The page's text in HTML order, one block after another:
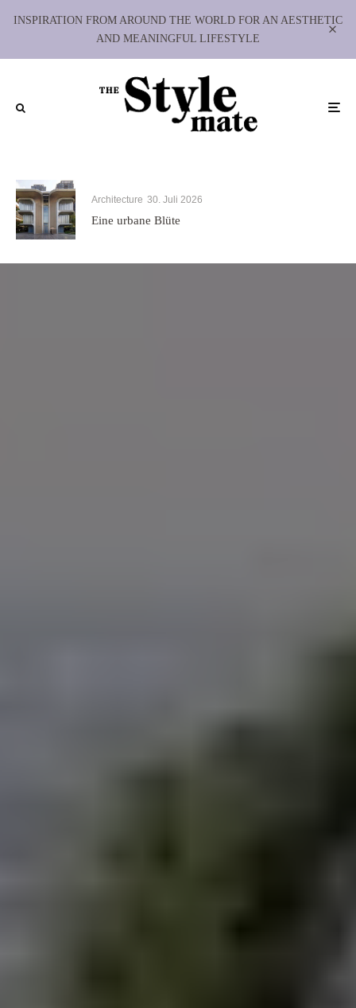
INSPIRATION FROM AROUND THE WORLD FOR AN AESTHETIC
AND MEANINGFUL LIFESTYLE
Architecture 30. Juli 2026
Eine urbane Blüte